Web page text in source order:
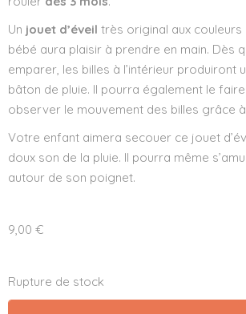
Un jouet d’éveil très original aux
bébé aura plaisir à prendre en main. Dès
emparer, les billes à l’intérieur produiront
bâton de pluie. Il pourra également le
observer le mouvement des billes grâce
Votre enfant aimera secouer ce jouet
doux son de la pluie. Il pourra même
autour de son poignet.
9,00 €
Rupture de stock